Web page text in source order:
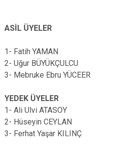
ASİL ÜYELER
1- Fatih YAMAN
2- Uğur BÜYÜKÇULCU
3- Mebruke Ebru YÜCEER
YEDEK ÜYELER
1- Ali Ulvi ATASOY
2- Hüseyin CEYLAN
3- Ferhat Yaşar KILINÇ